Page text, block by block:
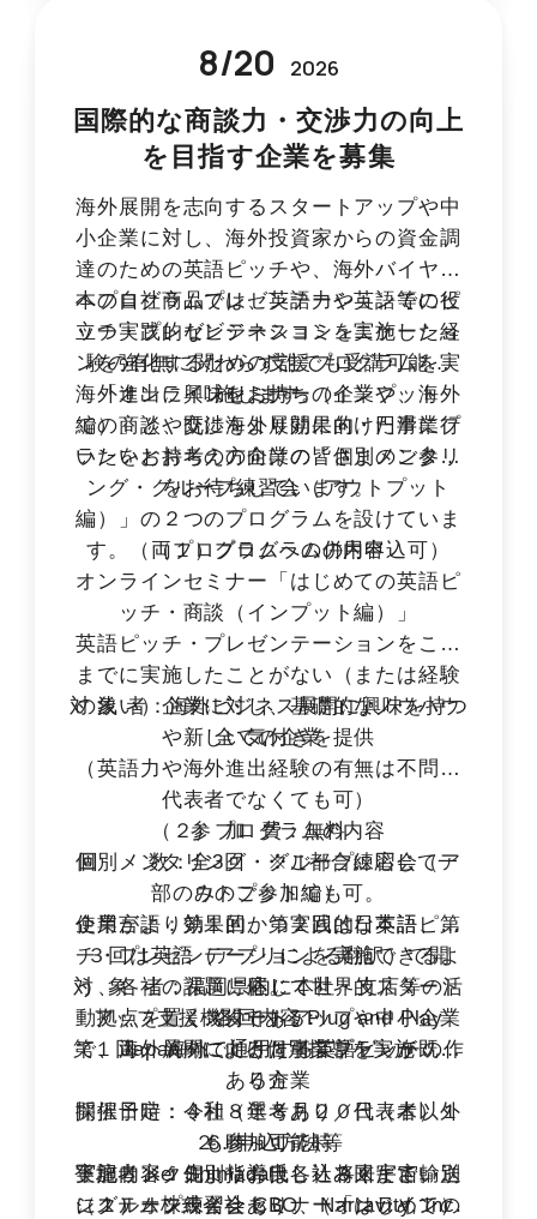
8/20 2026
国際的な商談力・交渉力の向上
を目指す企業を募集
海外展開を志向するスタートアップや中
小企業に対し、海外投資家からの資金調
達のための英語ピッチや、海外バイヤー
への自社商品プレゼンテーション等に役
立つ実践的なビジネスコミュニケーショ
ンを強化するための支援プログラムを実
施します。
本プログラムでは、英語力や英語でのピ
ッチ・プレゼンテーションを実施した経
験の有無に関わらず誰でも受講可能な
「オンラインセミナー（インプット
編）」と、既に海外展開に向けた事業プ
ランをお持ちの方向けの「個別メンタリ
ング・グループ練習会（アウトプット
編）」の２つのプログラムを設けていま
す。（両プログラムへの併用申込可）
海外進出に興味をお持ちの企業や、海外
での商談や交渉をより効果的・円滑に行
いたいとお考えの企業の皆さまのご参加
をお待ちしています。
（１）プログラムの内容
オンラインセミナー「はじめての英語ピ
ッチ・商談（インプット編）」
英語ピッチ・プレゼンテーションをこれ
までに実施したことがない（または経験
の浅い）企業に対し、基礎的なノウハウ
や新しい気付きを提供
対 象 者：海外ビジネス展開に興味を持つ
全ての企業
（英語力や海外進出経験の有無は不問／
代表者でなくても可）
参 加 費：無料
回 数：全3回 ※ご都合に応じて一
部のみのご参加でも可。
使用言語：第１回、第２回は日本語、第
３回は英語（アプリによる翻訳）で開
催。
各回内容：
第１回 海外で通用する英語ピッチの作
り方
開催日時：令和８年８月２０日（木）１
６時～１７時
登壇者 Kei Shimada氏 将来宇宙輸送
システム株式会社 CBO、Narravity, Inc.
（２）プログラムの内容
個別メンタリング・グループ練習会（ア
ウトプット編）
企業がより効果的かつ実践的な英語ピッ
チ・プレゼンテーションを実施できるよ
う、各社の課題に応じて世界的スタート
アップ支援機関であるPlug and Play
Japan㈱による個別指導を実施
対 象 者：福岡県内に本社・支店等の活
動拠点を置くスタートアップや中小企業
で、海外展開に向けた事業プランが既に
ある企業
採択予定：４社（選考あり／代表者以外
も参加可能）
実施内容：個別指導は各社３回まで。別
にグループ練習会あり。（オンライン）
２．申込方法等
下記リンク先よりお申し込みください。
（１）オンラインセミナー「はじめての